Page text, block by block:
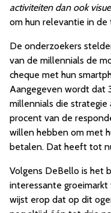
activiteiten dan ook
om hun relevantie in de
De onderzoekers
van de millennials de
cheque met hun
Aangegeven wordt dat
millennials die
procent van de
willen hebben om met
betalen. Dat heeft tot
Volgens DeBello is het
interessante
wijst erop dat op dit